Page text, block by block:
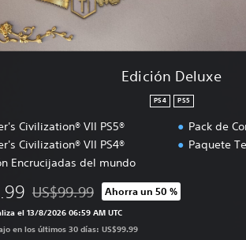
Edición Deluxe
PS4 PS5
Civilization® VII PS5®
Civilization® VII PS4®
Encrucijadas del mundo
Pack de
Paquete
Rebajado del precio original de US$99.99
US$99.99 Ahorra un 50 %
el 13/8/2026 06:59 AM UTC
en los últimos 30 días: US$99.99